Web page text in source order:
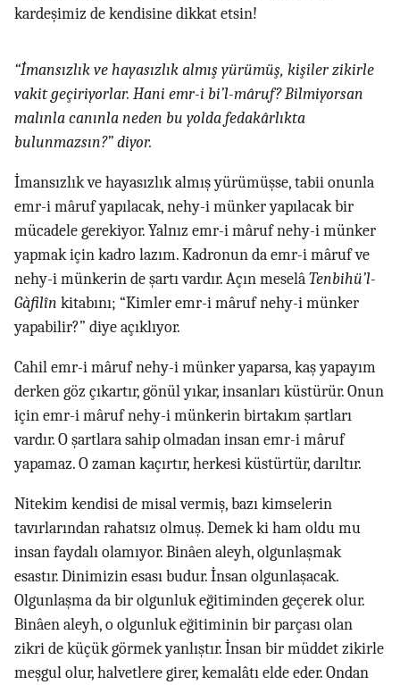
kardeşimiz de kendisine dikkat etsin!
“İmansızlık ve hayasızlık almış yürümüş, kişiler zikirle
vakit geçiriyorlar. Hani emr-i bi’l-mâruf? Bilmiyorsan
malınla canınla neden bu yolda fedakârlıkta
bulunmazsın?” diyor.
İmansızlık ve hayasızlık almış yürümüşse, tabii onunla
emr-i mâruf yapılacak, nehy-i münker yapılacak bir
mücadele gerekiyor. Yalnız emr-i mâruf nehy-i münker
yapmak için kadro lazım. Kadronun da emr-i mâruf ve
nehy-i münkerin de şartı vardır. Açın meselâTenbihü’l-
Gàfilîn kitabını; “Kimler emr-i mâruf nehy-i münker
yapabilir?” diye açıklıyor.
Cahil emr-i mâruf nehy-i münker yaparsa, kaş yapayım
derken göz çıkartır, gönül yıkar, insanları küstürür. Onun
için emr-i mâruf nehy-i münkerin birtakım şartları
vardır. O şartlara sahip olmadan insan emr-i mâruf
yapamaz. O zaman kaçırtır, herkesi küstürtür, darıltır.
Nitekim kendisi de misal vermiş, bazı kimselerin
tavırlarından rahatsız olmuş. Demek ki ham oldu mu
insan faydalı olamıyor. Binâen aleyh, olgunlaşmak
esastır. Dinimizin esası budur. İnsan olgunlaşacak.
Olgunlaşma da bir olgunluk eğitiminden geçerek olur.
Binâen aleyh, o olgunluk eğitiminin bir parçası olan
zikri de küçük görmek yanlıştır. İnsan bir müddet zikirle
meşgul olur, halvetlere girer, kemalâtı elde eder. Ondan